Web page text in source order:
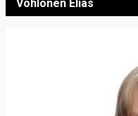
Vohlonen Elias